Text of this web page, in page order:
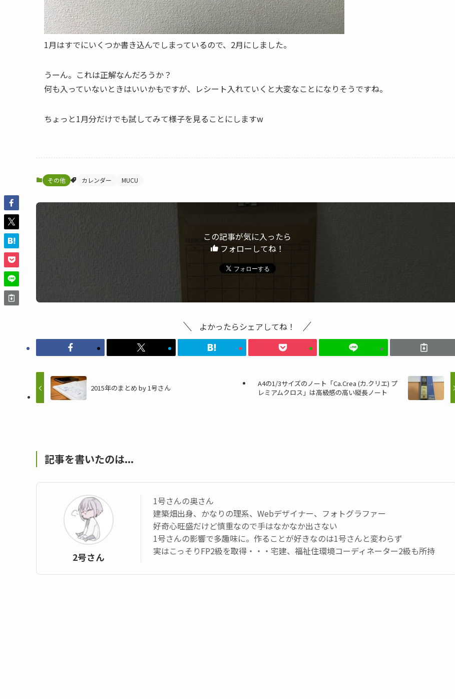
1月はすでにいくつか書き込んでしまっているので、2月にしました。
うーん。これは正解なんだろうか？
何も入っていないときはいいかもですが、レシート入れていくと大変なことになりそうですね。
ちょっと1月分だけでも試してみて様子を見ることにしますw
その他 カレンダー MUCU
この記事が気に入ったら
フォローしてね！
よかったらシェアしてね！
2015年のまとめ by 1号さん
A4の1/3サイズのノート「Ca.Crea (カ.クリエ) プ
レミアムクロス」は高級感の高い縦長ノート
記事を書いたのは...
2号さん
1号さんの奥さん
建築畑出身、かなりの理系、Webデザイナー、フォトグラファー
好奇心旺盛だけど慎重なので手はなかなか出さない
1号さんの影響で多趣味に。作ることが好きなのは1号さんと変わらず
実はこっそりFP2級を取得・・・宅建、福祉住環境コーディネーター2級も所持